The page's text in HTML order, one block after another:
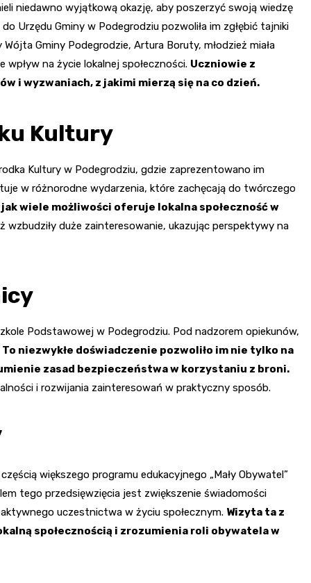
niedawno wyjątkową okazję, aby poszerzyć swoją wiedzę
Urzędu Gminy w Podegrodziu pozwoliła im zgłębić tajniki
Gminy Podegrodzie, Artura Boruty, młodzież miała
na życie lokalnej społeczności. Uczniowie z
i wyzwaniach, z jakimi mierzą się na co dzień.
Kultury
Kultury w Podegrodziu, gdzie zaprezentowano im
w różnorodne wydarzenia, które zachęcają do twórczego
wiele możliwości oferuje lokalna społeczność w
wzbudziły duże zainteresowanie, ukazując perspektywy na
Podstawowej w Podegrodziu. Pod nadzorem opiekunów,
To niezwykłe doświadczenie pozwoliło im nie tylko na
zasad bezpieczeństwa w korzystaniu z broni.
i rozwijania zainteresowań w praktyczny sposób.
większego programu edukacyjnego „Mały Obywatel”
tego przedsięwzięcia jest zwiększenie świadomości
uczestnictwa w życiu społecznym. Wizyta ta z
społecznością i zrozumienia roli obywatela w